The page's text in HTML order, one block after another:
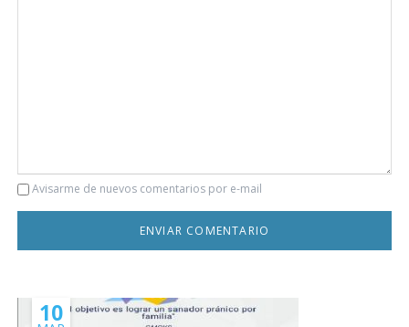
Comentario
Avisarme de nuevos comentarios por e-mail
10